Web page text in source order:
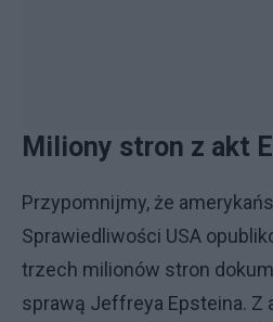
Miliony stron z akt
Przypomnijmy, że
Sprawiedliwości USA
trzech milionów stron
sprawą Jeffreya Epsteina. Z